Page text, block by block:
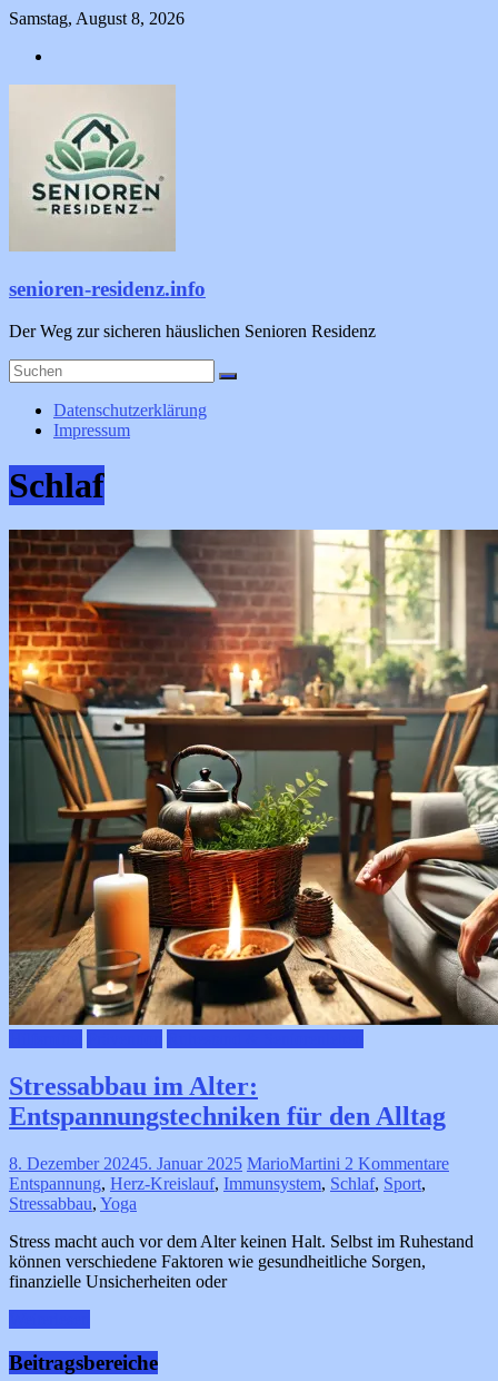
Zum
springen
Samstag, August 8, 2026
senioren-residenz.info
Der Weg zur sicheren häuslichen Senioren Residenz
Datenschutzerklärung
Impressum
Schlaf
Stressabbau im Alter:
Entspannungstechniken für den Alltag
8. Dezember 20245. Januar 2025 MarioMartini 2 Kommentare
Entspannung, Herz-Kreislauf, Immunsystem, Schlaf, Sport,
Stressabbau, Yoga
Stress macht auch vor dem Alter keinen Halt. Selbst im Ruhestand
können verschiedene Faktoren wie gesundheitliche Sorgen,
finanzielle Unsicherheiten oder
Beitragsbereiche